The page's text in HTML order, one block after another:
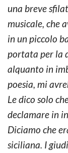
una breve
musicale, che
in un piccolo
portata per la
alquanto in
poesia, mi
Le dico solo
declamare in
Diciamo che
siciliana. I